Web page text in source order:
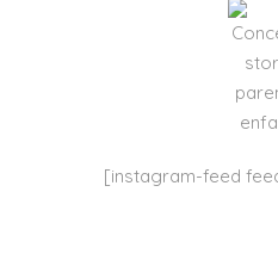
[instagram-feed